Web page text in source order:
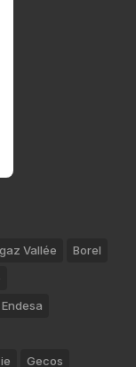
Vallée
Borel
Endesa
Gecos